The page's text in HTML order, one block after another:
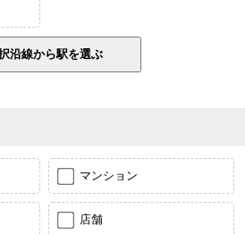
マンション
店舗